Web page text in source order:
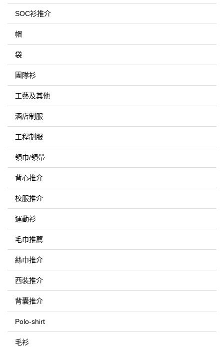
SOC衫推介
帽
袋
團隊衫
工藝及其他
酒店制服
工程制服
領巾/領帶
背心推介
校服推介
運動衫
毛巾推薦
絲巾推介
西裝推介
背囊推介
Polo-shirt
毛衫